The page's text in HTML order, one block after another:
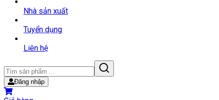
Nhà sản xuất
Tuyển dụng
Liên hệ
Đăng nhập